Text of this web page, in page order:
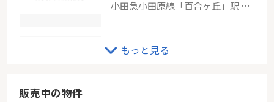
小田急小田原線「百合ヶ丘」駅 徒歩17分
小田急線「柿生」新築戸建て
-
もっと見る
販売中の物件